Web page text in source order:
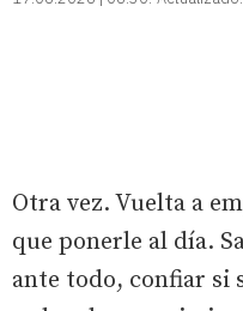
Otra vez. Vuelta a
que ponerle al día.
ante todo, confiar si